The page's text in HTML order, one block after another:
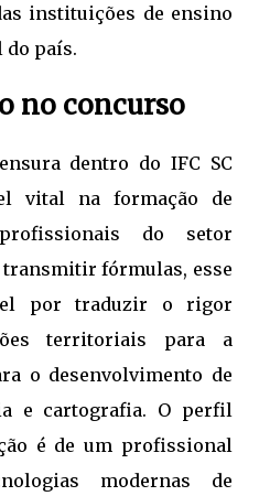
instituições de ensino
do país.
no concurso
dentro do IFC SC
vital na formação de
do setor
fórmulas, esse
por traduzir o rigor
territoriais para a
o desenvolvimento de
e cartografia. O perfil
é de um profissional
modernas de